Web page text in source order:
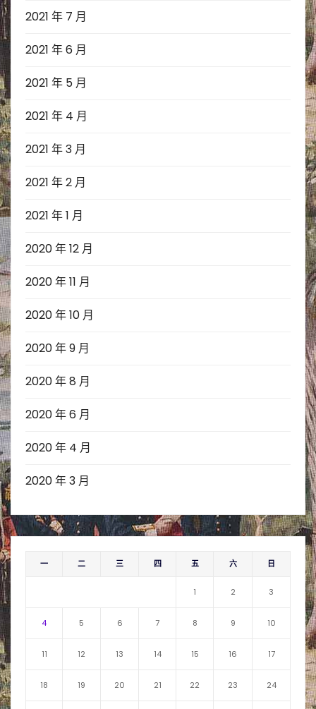
2021 年 7 月
2021 年 6 月
2021 年 5 月
2021 年 4 月
2021 年 3 月
2021 年 2 月
2021 年 1 月
2020 年 12 月
2020 年 11 月
2020 年 10 月
2020 年 9 月
2020 年 8 月
2020 年 6 月
2020 年 4 月
2020 年 3 月
一 二 三 四 五 六 日
1 2 3
4 5 6 7 8 9 10
11 12 13 14 15 16 17
18 19 20 21 22 23 24